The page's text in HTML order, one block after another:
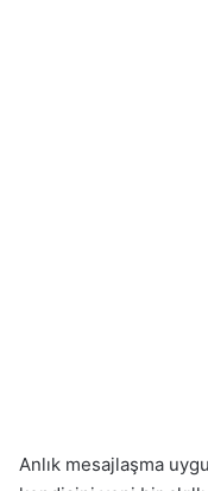
Anlık mesajlaşma